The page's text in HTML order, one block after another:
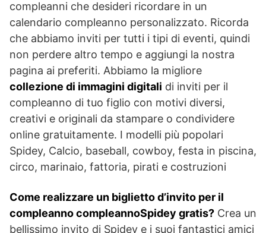
compleanni che desideri ricordare in un
calendario compleanno personalizzato. Ricorda
che abbiamo inviti per tutti i tipi di eventi, quindi
non perdere altro tempo e aggiungi la nostra
pagina ai preferiti. Abbiamo la migliore
collezione di immagini digitali di inviti per il
compleanno di tuo figlio con motivi diversi,
creativi e originali da stampare o condividere
online gratuitamente. I modelli più popolari
Spidey, Calcio, baseball, cowboy, festa in piscina,
circo, marinaio, fattoria, pirati e costruzioni
Come realizzare un biglietto d’invito per il
compleanno compleannoSpidey gratis? Crea un
bellissimo invito di Spidey e i suoi fantastici amici